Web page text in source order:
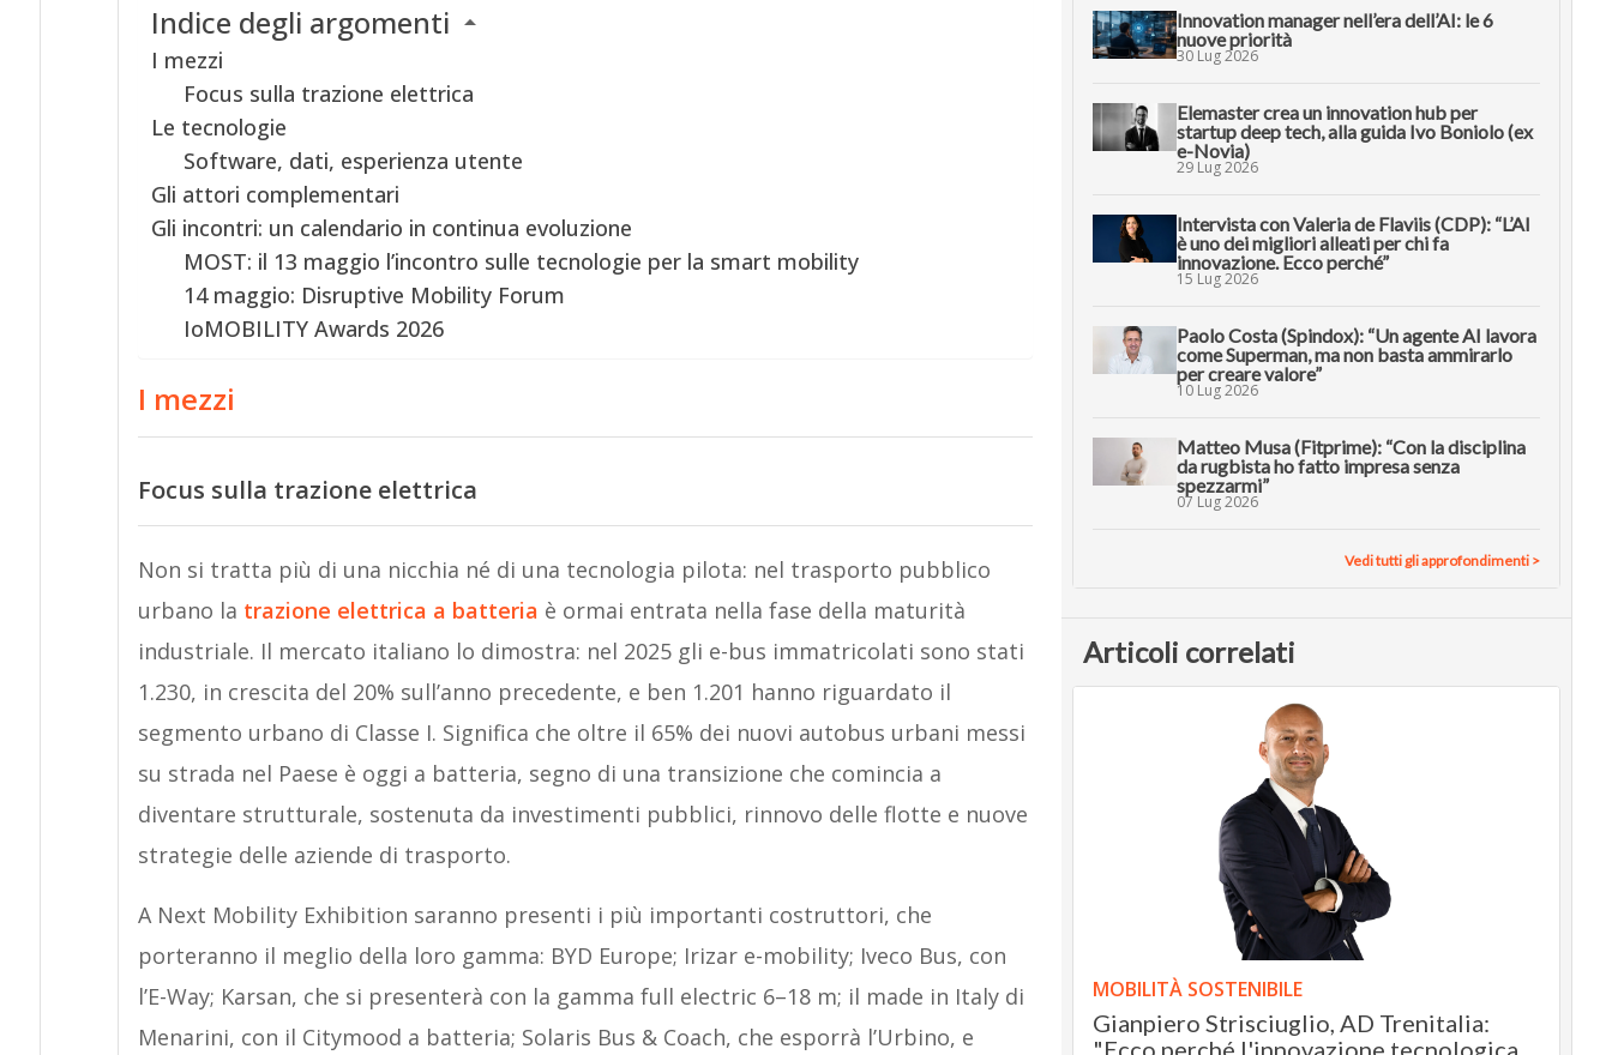
Indice degli argomenti
I mezzi
Focus sulla trazione elettrica
Le tecnologie
Software, dati, esperienza utente
Gli attori complementari
Gli incontri: un calendario in continua evoluzione
MOST: il 13 maggio l’incontro sulle tecnologie per la smart mobility
14 maggio: Disruptive Mobility Forum
IoMOBILITY Awards 2026
I mezzi
Focus sulla trazione elettrica
Non si tratta più di una nicchia né di una tecnologia pilota: nel trasporto pubblico
urbano la trazione elettrica a batteria è ormai entrata nella fase della maturità
industriale. Il mercato italiano lo dimostra: nel 2025 gli e-bus immatricolati sono stati
1.230, in crescita del 20% sull’anno precedente, e ben 1.201 hanno riguardato il
segmento urbano di Classe I. Significa che oltre il 65% dei nuovi autobus urbani messi
su strada nel Paese è oggi a batteria, segno di una transizione che comincia a
diventare strutturale, sostenuta da investimenti pubblici, rinnovo delle flotte e nuove
strategie delle aziende di trasporto.
A Next Mobility Exhibition saranno presenti i più importanti costruttori, che
porteranno il meglio della loro gamma: BYD Europe; Irizar e-mobility; Iveco Bus, con
l’E-Way; Karsan, che si presenterà con la gamma full electric 6–18 m; il made in Italy di
Menarini, con il Citymood a batteria; Solaris Bus & Coach, che esporrà l’Urbino, e
Innovation manager nell’era dell’AI: le 6
nuove priorità
30 Lug 2026
Elemaster crea un innovation hub per
startup deep tech, alla guida Ivo Boniolo (ex
e-Novia)
29 Lug 2026
Intervista con Valeria de Flaviis (CDP): “L’AI
è uno dei migliori alleati per chi fa
innovazione. Ecco perché”
15 Lug 2026
Paolo Costa (Spindox): “Un agente AI lavora
come Superman, ma non basta ammirarlo
per creare valore”
10 Lug 2026
Matteo Musa (Fitprime): “Con la disciplina
da rugbista ho fatto impresa senza
spezzarmi”
07 Lug 2026
Vedi tutti gli approfondimenti >
Articoli correlati
MOBILITÀ SOSTENIBILE
Gianpiero Strisciuglio, AD Trenitalia: